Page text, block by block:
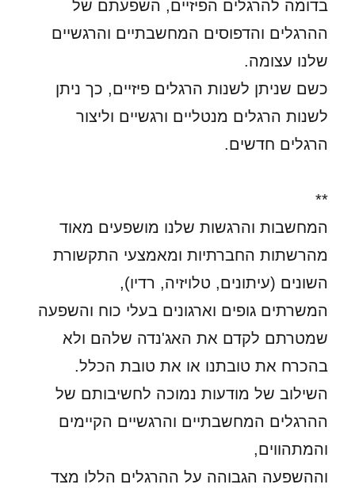
בדומה להרגלים הפיזיים, השפעתם של
ההרגלים והדפוסים המחשבתיים והרגשיים
שלנו עצומה.
כשם שניתן לשנות הרגלים פיזיים, כך ניתן
לשנות הרגלים מנטליים ורגשיים וליצור
הרגלים חדשים.
**
המחשבות והרגשות שלנו מושפעים מאוד
מהרשתות החברתיות ומאמצעי התקשורת
השונים (עיתונים, טלויזיה, רדיו),
המשרתים גופים וארגונים בעלי כוח והשפעה
שמטרתם לקדם את האג'נדה שלהם ולא
בהכרח את טובתנו או את טובת הכלל.
השילוב של מודעות נמוכה לחשיבותם של
ההרגלים המחשבתיים והרגשיים הקיימים
והמתהווים,
וההשפעה הגבוהה על ההרגלים הללו מצד